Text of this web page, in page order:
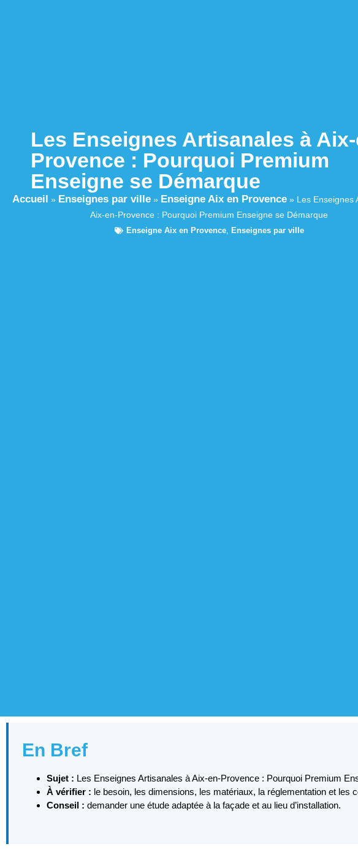
Les Enseignes Artisanales à
Provence : Pourquoi Premium
Enseigne se Démarque
Accueil » Enseignes par ville » Enseigne Aix en Provence » Les Enseignes
Aix-en-Provence : Pourquoi Premium Enseigne se Démarque
Enseigne Aix en Provence, Enseignes par ville
En Bref
Sujet : Les Enseignes Artisanales à Aix-en-Provence : Pourquoi Premium
À vérifier : le besoin, les dimensions, les matériaux, la réglementation et les
Conseil : demander une étude adaptée à la façade et au lieu d’installation.